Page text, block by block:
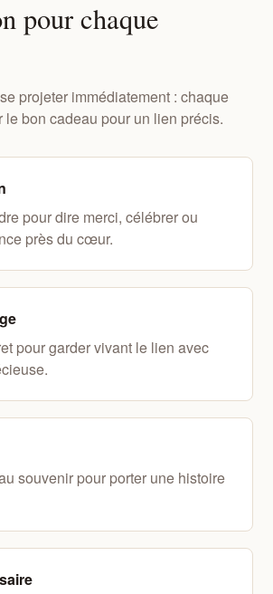
pour chaque
projeter immédiatement : chaque
bon cadeau pour un lien précis.
pour dire merci, célébrer ou
près du cœur.
pour garder vivant le lien avec
souvenir pour porter une histoire